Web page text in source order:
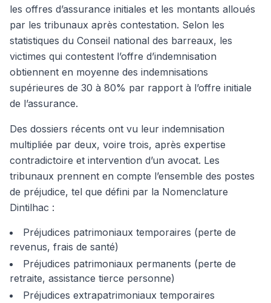
les offres d’assurance initiales et les montants alloués
par les tribunaux après contestation. Selon les
statistiques du Conseil national des barreaux, les
victimes qui contestent l’offre d’indemnisation
obtiennent en moyenne des indemnisations
supérieures de 30 à 80% par rapport à l’offre initiale
de l’assurance.
Des dossiers récents ont vu leur indemnisation
multipliée par deux, voire trois, après expertise
contradictoire et intervention d’un avocat. Les
tribunaux prennent en compte l’ensemble des postes
de préjudice, tel que défini par la Nomenclature
Dintilhac :
Préjudices patrimoniaux temporaires (perte de
revenus, frais de santé)
Préjudices patrimoniaux permanents (perte de
retraite, assistance tierce personne)
Préjudices extrapatrimoniaux temporaires